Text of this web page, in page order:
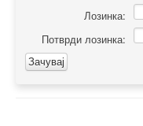
Лозинка:
Потврди лозинка: